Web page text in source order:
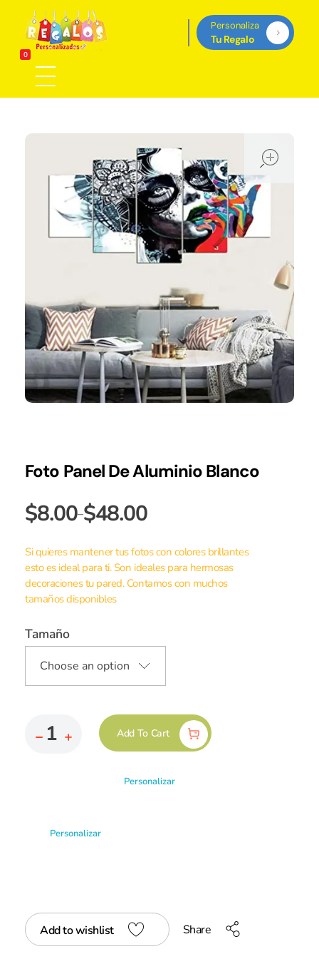
Tienda de regalos personalizados en Panama, perfectos para cada ocasión.
Personaliza
Tu Regalo
0
Foto Panel De Aluminio Blanco
$8.00–$48.00
Si quieres mantener tus fotos con colores brillantes
esto es ideal para ti. Son ideales para hermosas
decoraciones tu pared. Contamos con muchos
tamaños disponibles
Tamaño
Add To Cart
Personalizar
Personalizar
Add to wishlist Share